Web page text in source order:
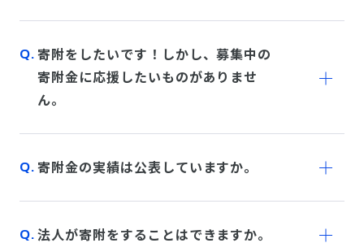
寄附をしたいです！しかし、募集中の
寄附金に応援したいものがありませ
ん。
寄附金の実績は公表していますか。
法人が寄附をすることはできますか。